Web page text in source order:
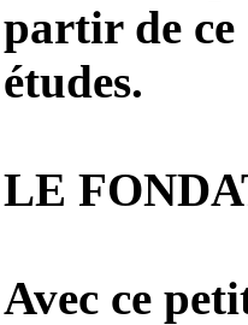
partir de ce
études.
LE
Avec ce